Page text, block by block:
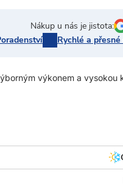
Nákup u nás je jistota:
Rychlé a
výkonem a